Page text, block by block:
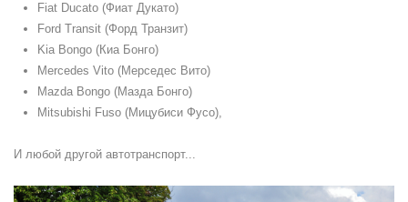
Fiat Ducato (Фиат Дукато)
Ford Transit (Форд Транзит)
Kia Bongo (Киа Бонго)
Mercedes Vito (Мерседес Вито)
Mazda Bongo (Мазда Бонго)
Mitsubishi Fuso (Мицубиси Фусо),
И любой другой автотранспорт...